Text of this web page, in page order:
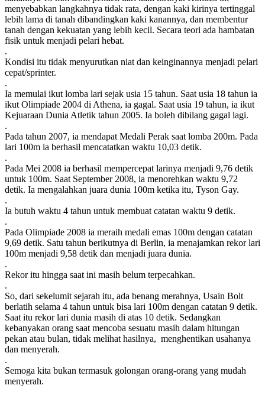
menyebabkan langkahnya tidak rata, dengan kaki kirinya tertinggal
lebih lama di tanah dibandingkan kaki kanannya, dan membentur
tanah dengan kekuatan yang lebih kecil. Secara teori ada hambatan
fisik untuk menjadi pelari hebat.
.
Kondisi itu tidak menyurutkan niat dan keinginannya menjadi pelari
cepat/sprinter.
.
Ia memulai ikut lomba lari sejak usia 15 tahun. Saat usia 18 tahun ia
ikut Olimpiade 2004 di Athena, ia gagal. Saat usia 19 tahun, ia ikut
Kejuaraan Dunia Atletik tahun 2005. Ia boleh dibilang gagal lagi.
.
Pada tahun 2007, ia mendapat Medali Perak saat lomba 200m. Pada
lari 100m ia berhasil mencatatkan waktu 10,03 detik.
.
Pada Mei 2008 ia berhasil mempercepat larinya menjadi 9,76 detik
untuk 100m. Saat September 2008, ia menorehkan waktu 9,72
detik. Ia mengalahkan juara dunia 100m ketika itu, Tyson Gay.
.
Ia butuh waktu 4 tahun untuk membuat catatan waktu 9 detik.
.
Pada Olimpiade 2008 ia meraih medali emas 100m dengan catatan
9,69 detik. Satu tahun berikutnya di Berlin, ia menajamkan rekor lari
100m menjadi 9,58 detik dan menjadi juara dunia.
.
Rekor itu hingga saat ini masih belum terpecahkan.
.
So, dari sekelumit sejarah itu, ada benang merahnya, Usain Bolt
berlatih selama 4 tahun untuk bisa lari 100m dengan catatan 9 detik.
Saat itu rekor lari dunia masih di atas 10 detik. Sedangkan
kebanyakan orang saat mencoba sesuatu masih dalam hitungan
pekan atau bulan, tidak melihat hasilnya, menghentikan usahanya
dan menyerah.
.
Semoga kita bukan termasuk golongan orang-orang yang mudah
menyerah.